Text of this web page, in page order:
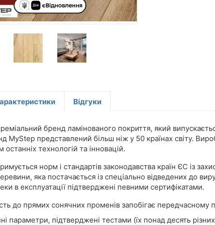
Відгуки
бренд ламінованого покриття, який
MyStep представлений більш ніж у 50 країнах світу.
останніх технологій та інновацій.
норм і стандартів законодавства країн ЄС із
яка постачається із спеціально відведених до
в експлуатації підтверджені певними сертифікатами.
до прямих сонячних променів запобігає передчасному
параметри, підтверджені тестами (їх понад десять